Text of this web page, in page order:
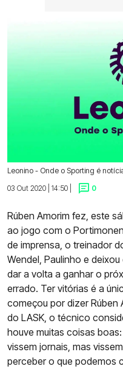
Leonino - Onde o Sporting é
03 Out 2020 | 14:50 |
0
Rúben Amorim fez, este
ao jogo com o
de imprensa, o treinador
Wendel, Paulinho e
dar a volta a ganhar o
errado. Ter vitórias é a
começou por dizer Rúben
do LASK, o técnico
houve muitas coisas
vissem jornais, mas
perceber o que podemos